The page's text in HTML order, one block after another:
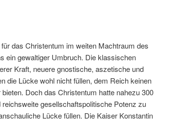
das Christentum im weiten Machtraum des
ein gewaltiger Umbruch. Die klassischen
Kraft, neuere gnostische, aszetische und
die Lücke wohl nicht füllen, dem Reich keinen
Doch das Christentum hatte nahezu 300
gesellschaftspolitische Potenz zu
Lücke füllen. Die Kaiser Konstantin